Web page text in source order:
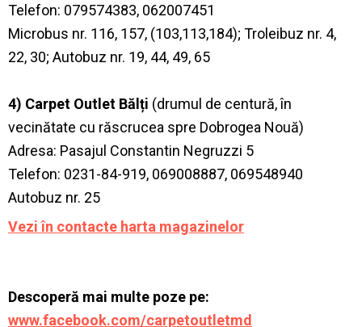
Telefon: 079574383, 062007451
Microbus nr. 116, 157, (103,113,184); Troleibuz nr. 4,
22, 30; Autobuz nr. 19, 44, 49, 65
4) Carpet Outlet Bălți (drumul de centură, în
vecinătate cu răscrucea spre Dobrogea Nouă)
Adresa: Pasajul Constantin Negruzzi 5
Telefon: 0231-84-919, 069008887, 069548940
Autobuz nr. 25
Vezi în contacte harta magazinelor
Descoperă mai multe poze pe:
www.facebook.com/carpetoutletmd